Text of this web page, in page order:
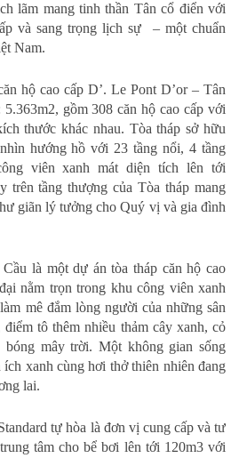
lãm mang tinh thần Tân cổ điển với
và sang trọng lịch sự – một chuẩn
Nam.
hộ cao cấp D’. Le Pont D’or – Tân
gồm 308 căn hộ cao cấp với
thước khác nhau. Tòa tháp sở hữu
hướng hồ với 23 tầng nổi, 4 tầng
viên xanh mát diện tích lên tới
trên tầng thượng của Tòa tháp mang
giãn lý tưởng cho Quý vị và gia đình
là một dự án tòa tháp căn hộ cao
nằm trọn trong khu công viên xanh
mê đắm lòng người của những sân
tô thêm nhiều thảm cây xanh, cỏ
mây trời. Một không gian sống
xanh cùng hơi thở thiên nhiên đang
lai.
tự hòa là đơn vị cung cấp và tư
tâm cho bể bơi lên tới 120m3 với